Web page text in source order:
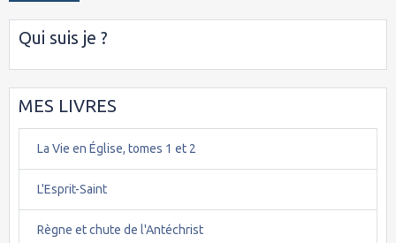
Qui suis je ?
MES LIVRES
La Vie en Église, tomes 1 et 2
L'Esprit-Saint
Règne et chute de l'Antéchrist